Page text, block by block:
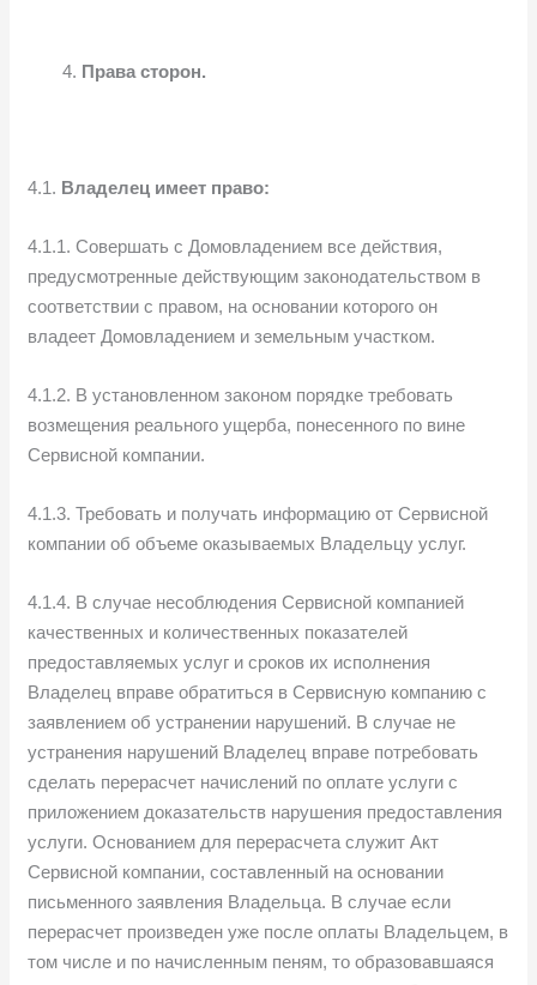
Права сторон.
4.1. Владелец имеет право:
4.1.1. Совершать с Домовладением все действия,
предусмотренные действующим законодательством в
соответствии с правом, на основании которого он
владеет Домовладением и земельным участком.
4.1.2. В установленном законом порядке требовать
возмещения реального ущерба, понесенного по вине
Сервисной компании.
4.1.3. Требовать и получать информацию от Сервисной
компании об объеме оказываемых Владельцу услуг.
4.1.4. В случае несоблюдения Сервисной компанией
качественных и количественных показателей
предоставляемых услуг и сроков их исполнения
Владелец вправе обратиться в Сервисную компанию с
заявлением об устранении нарушений. В случае не
устранения нарушений Владелец вправе потребовать
сделать перерасчет начислений по оплате услуги с
приложением доказательств нарушения предоставления
услуги. Основанием для перерасчета служит Акт
Сервисной компании, составленный на основании
письменного заявления Владельца. В случае если
перерасчет произведен уже после оплаты Владельцем, в
том числе и по начисленным пеням, то образовавшаяся